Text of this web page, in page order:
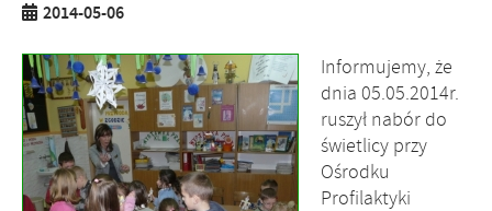
2014-05-06
Informujemy, że
dnia 05.05.2014r.
ruszył nabór do
świetlicy przy
Ośrodku
Profilaktyki